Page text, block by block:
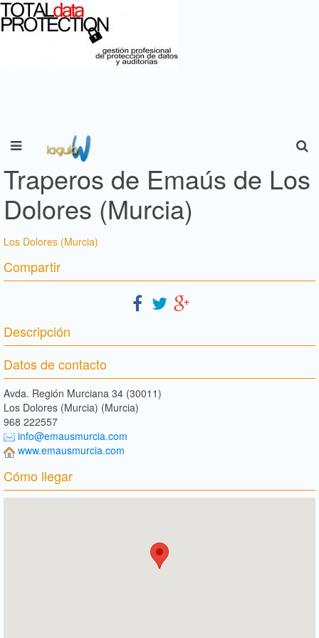
Traperos de Emaús de Los
Dolores (Murcia)
Los Dolores (Murcia)
Compartir
Descripción
Datos de contacto
Avda. Región Murciana 34 (30011)
Los Dolores (Murcia) (Murcia)
968 222557
info@emausmurcia.com
www.emausmurcia.com
Cómo llegar